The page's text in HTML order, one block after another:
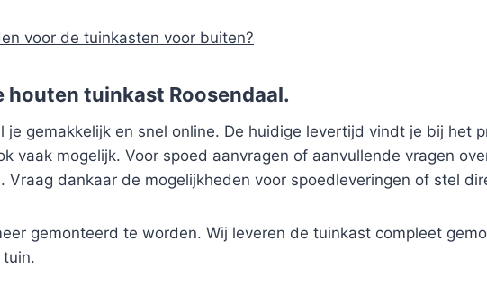
voor de tuinkasten voor buiten?
houten tuinkast Roosendaal.
je gemakkelijk en snel online. De huidige levertijd vindt je bij het
vaak mogelijk. Voor spoed aanvragen of aanvullende vragen
Vraag dankaar de mogelijkheden voor spoedleveringen of stel
gemonteerd te worden. Wij leveren de tuinkast compleet